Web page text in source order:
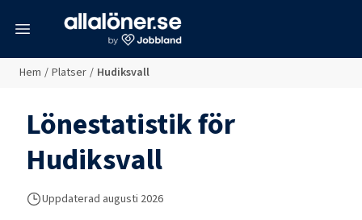
Hem / Platser / Hudiksvall
Lönestatistik för
Hudiksvall
Uppdaterad augusti 2026